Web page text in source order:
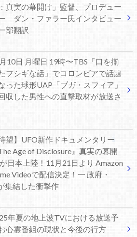
真実の幕開け」監督、プロデュー
ダン・ファラー氏インタビュー
部翻訳
10日 月曜日 19時〜TBS「口を揃
フシギな話」でコロンビアで話題
った球形UAP「ブガ・スフィア」
収した男性への直撃取材が放送さ
待望】UFO新作ドキュメンタリー
The Age of Disclosure』真実の幕開
日本上陸！11月21日より Amazon
Videoで配信決定！一 政府・
集結した衝撃作
年夏の地上波TVにおける放送予
心霊番組の現状と今後の行方